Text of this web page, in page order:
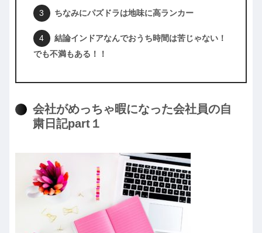
ちなみにパズドラは地味に高ランカー
結論インドアなんでおうち時間は苦じゃない！
でも不満もある！！
会社がめっちゃ暇になった会社員の自
粛日記part１